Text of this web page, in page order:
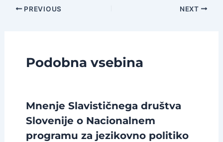
PostPREVIOUS NEXT
Podobna vsebina
Mnenje Slavističnega društva
Slovenije o Nacionalnem
programu za jezikovno politiko